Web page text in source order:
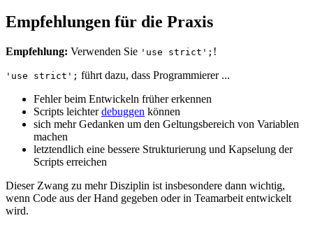
Empfehlungen für die Praxis
Empfehlung: Verwenden Sie 'use strict'; !
'use strict'; führt dazu, dass Programmierer ...
Fehler beim Entwickeln früher erkennen
Scripts leichterdebuggen können
sich mehr Gedanken um den Geltungsbereich von Variablen
machen
letztendlich eine bessere Strukturierung und Kapselung der
Scripts erreichen
Dieser Zwang zu mehr Disziplin ist insbesondere dann wichtig,
wenn Code aus der Hand gegeben oder in Teamarbeit entwickelt
wird.